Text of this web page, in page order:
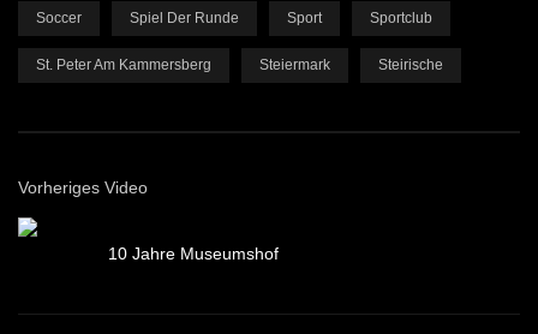
Soccer Spiel Der Runde Sport Sportclub
St. Peter Am Kammersberg Steiermark Steirische
Vorheriges Video
10 Jahre Museumshof